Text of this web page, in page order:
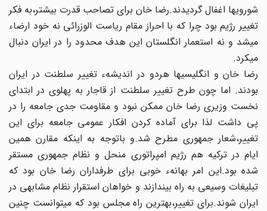
شوروی‏ها اغفال گردیدند.رضا خان برای تصاحب قدرت بیشتر،به فکر
تغییر رژیم بود چرا که با احراز مقام ریاست الوزرائی نه خود ارضاء
می‏شد و نه استعمار انگلستان این هدف محدود را در ایران دنبال
می‏کرد.
رضا خان و انگلیسی‏ها هردو در اندیشهء تغییر سلطنت در ایران
بودند. اما چون طرح تغییر سلطنت از قاجار به پهلوی در ابتدای
نخست وزیری‏ رضا خان ممکن نبود و مقاومت جدی جامعه را در
پی داشت لذا برای‏ آماده کردن افکار عمومی جامعه برای این
تغییر،شعار جمهوری مطرح‏ شد.و باتوجه به اینکه مقارن همین
ایام در ترکیه هم رژیم امپراتوری‏ منحل و نظام جمهوری مستقر
شده بود.این امر بهانهء خوبی برای‏ طرفداران رضا خان بود که
تبلیغات وسیعی به راه بیندازند و خواهان‏ استقرار نظام مشابهی در
ایران شوند.برای تغییر،بهترین راه مجلس‏ بود که می‏توانست چنین